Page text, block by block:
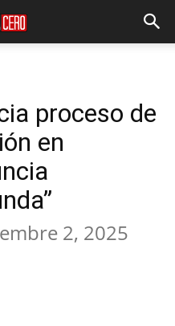
proceso de
en
2, 2025